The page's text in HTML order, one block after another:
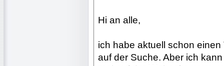
Hi an alle,
ich habe aktuell schon
auf der Suche. Aber ich